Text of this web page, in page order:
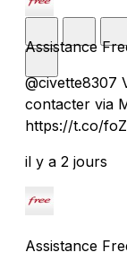
Assistance
@civette8307
contacter via
https://t.co/
il y a 2 jours
Assistance